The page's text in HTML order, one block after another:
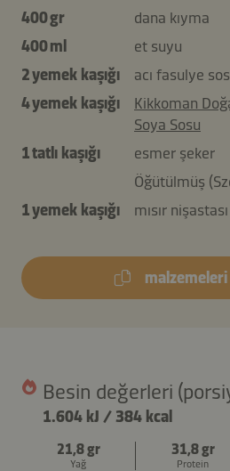
400 gr
dana kıyma
400 ml
et suyu
2 yemek kaşığı
acı fasulye
4 yemek kaşığı
Kikkoman
Soya Sosu
1 tatlı kaşığı
esmer şeker
Öğütülmüş
1 yemek kaşığı
mısır nişastası
Besin değerleri
1.604 kJ / 384 kcal
21,8 gr
Yağ
31,8 gr
Protein